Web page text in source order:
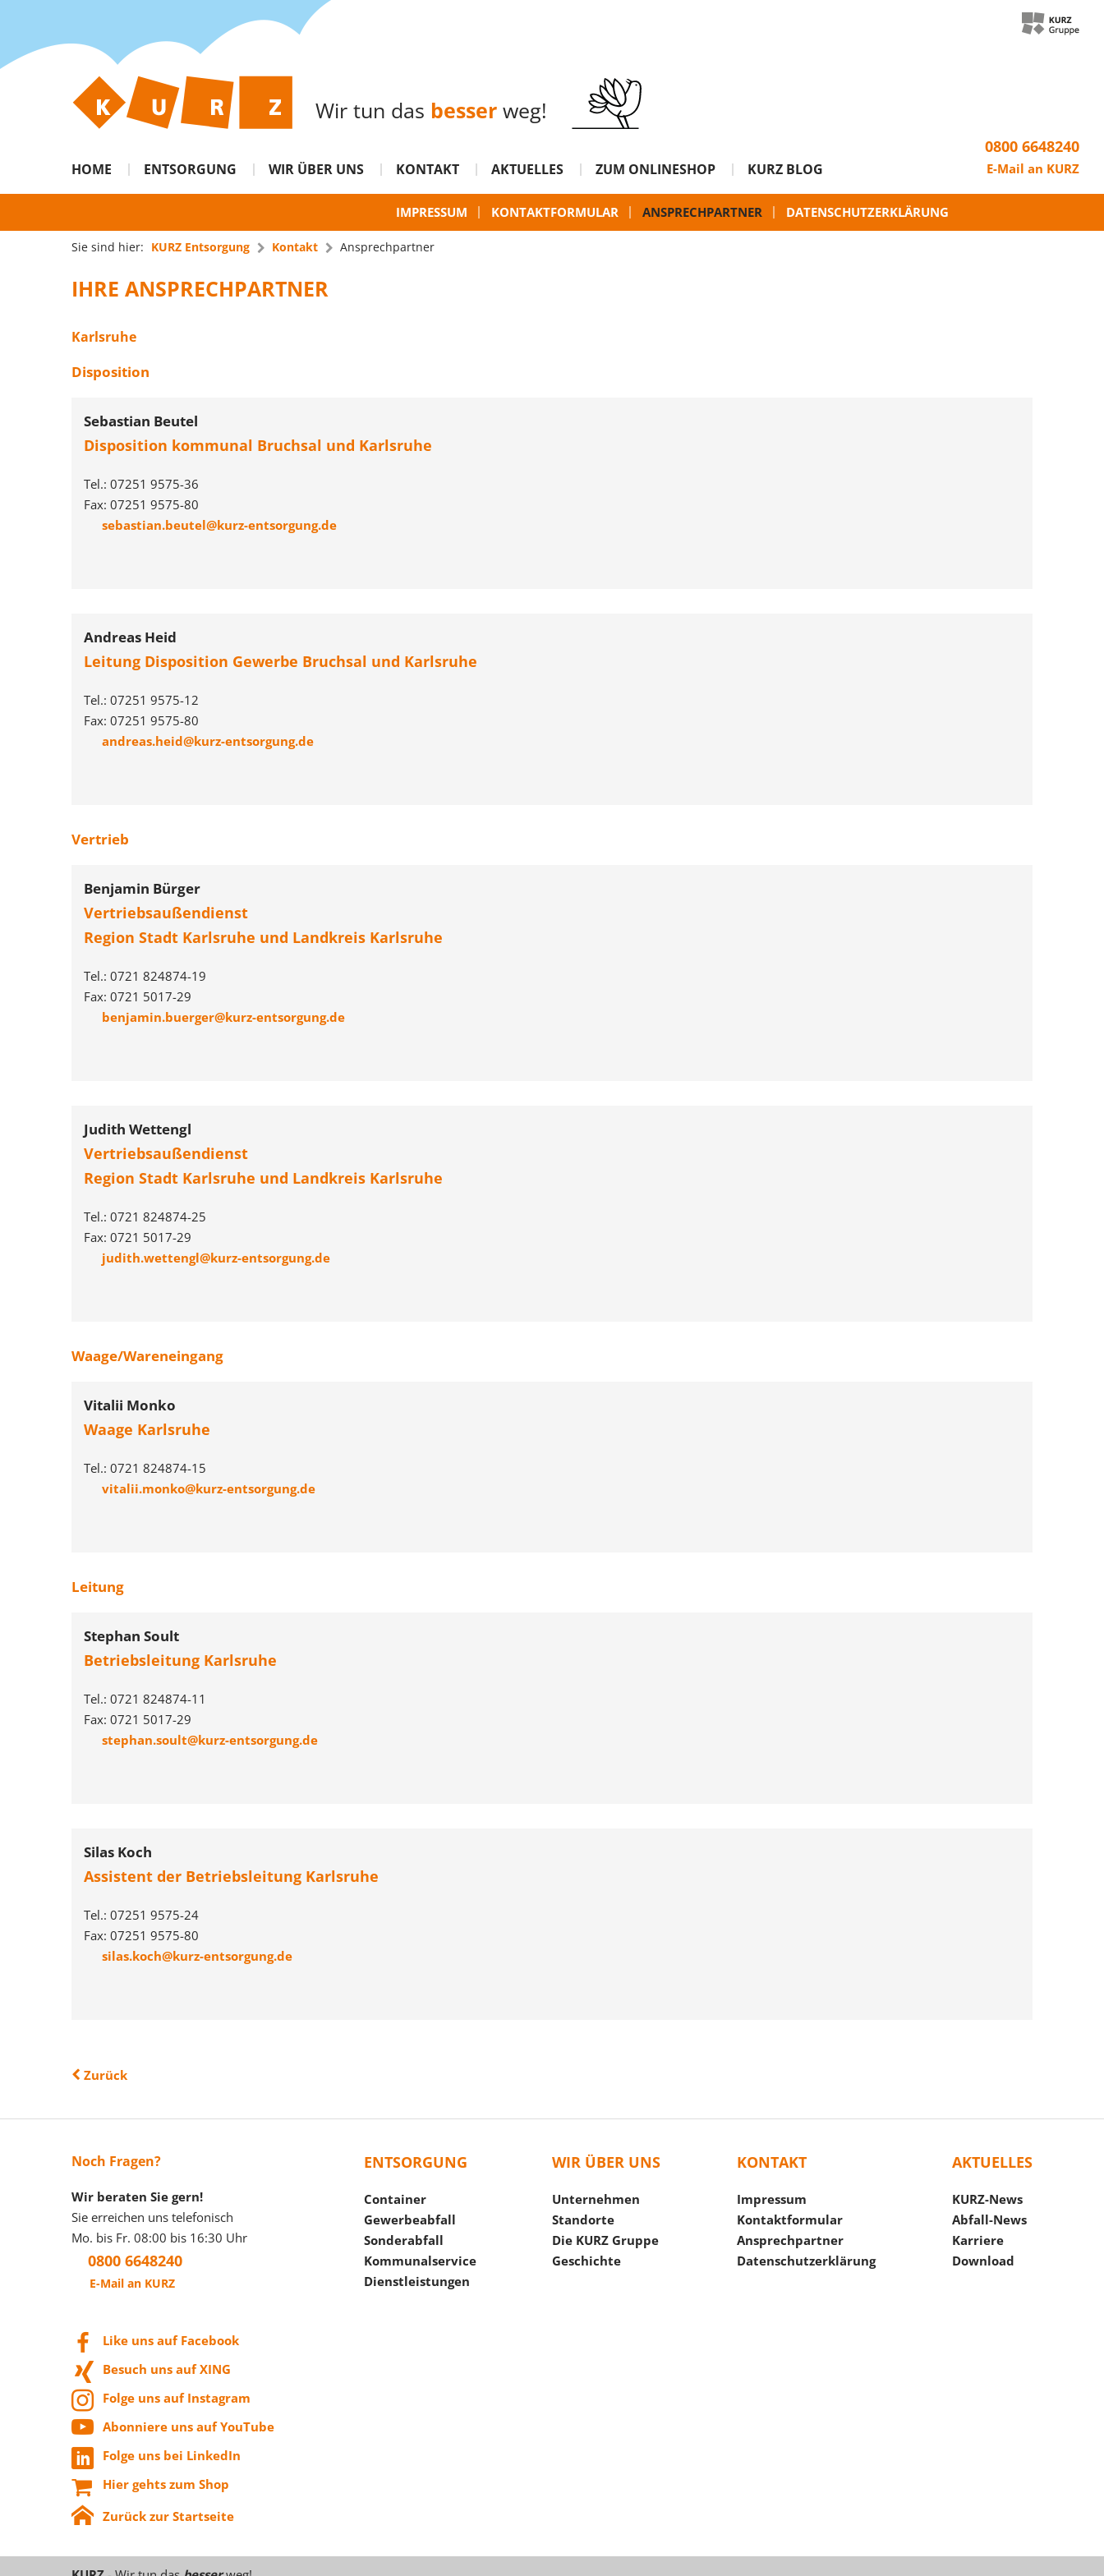
Wir tun das besser weg!
HOME ENTSORGUNG WIR ÜBER UNS KONTAKT AKTUELLES ZUM ONLINESHOP KURZ BLOG
0800 6648240
E-Mail an KURZ
IMPRESSUM KONTAKTFORMULAR ANSPRECHPARTNER DATENSCHUTZERKLÄRUNG
Sie sind hier: KURZ Entsorgung Kontakt Ansprechpartner
IHRE ANSPRECHPARTNER
Karlsruhe
Disposition
Sebastian Beutel
Disposition kommunal Bruchsal und Karlsruhe
Tel.: 07251 9575-36
Fax: 07251 9575-80
sebastian.beutel@kurz-entsorgung.de
Andreas Heid
Leitung Disposition Gewerbe Bruchsal und Karlsruhe
Tel.: 07251 9575-12
Fax: 07251 9575-80
andreas.heid@kurz-entsorgung.de
Vertrieb
Benjamin Bürger
Vertriebsaußendienst
Region Stadt Karlsruhe und Landkreis Karlsruhe
Tel.: 0721 824874-19
Fax: 0721 5017-29
benjamin.buerger@kurz-entsorgung.de
Judith Wettengl
Vertriebsaußendienst
Region Stadt Karlsruhe und Landkreis Karlsruhe
Tel.: 0721 824874-25
Fax: 0721 5017-29
judith.wettengl@kurz-entsorgung.de
Waage/Wareneingang
Vitalii Monko
Waage Karlsruhe
Tel.: 0721 824874-15
vitalii.monko@kurz-entsorgung.de
Leitung
Stephan Soult
Betriebsleitung Karlsruhe
Tel.: 0721 824874-11
Fax: 0721 5017-29
stephan.soult@kurz-entsorgung.de
Silas Koch
Assistent der Betriebsleitung Karlsruhe
Tel.: 07251 9575-24
Fax: 07251 9575-80
silas.koch@kurz-entsorgung.de
Zurück
Noch Fragen?
Wir beraten Sie gern!
Sie erreichen uns telefonisch
Mo. bis Fr. 08:00 bis 16:30 Uhr
0800 6648240
E-Mail an KURZ
Like uns auf Facebook
Besuch uns auf XING
Folge uns auf Instagram
Abonniere uns auf YouTube
Folge uns bei LinkedIn
Hier gehts zum Shop
Zurück zur Startseite
ENTSORGUNG
Container
Gewerbeabfall
Sonderabfall
Kommunalservice
Dienstleistungen
WIR ÜBER UNS
Unternehmen
Standorte
Die KURZ Gruppe
Geschichte
KONTAKT
Impressum
Kontaktformular
Ansprechpartner
Datenschutzerklärung
AKTUELLES
KURZ-News
Abfall-News
Karriere
Download